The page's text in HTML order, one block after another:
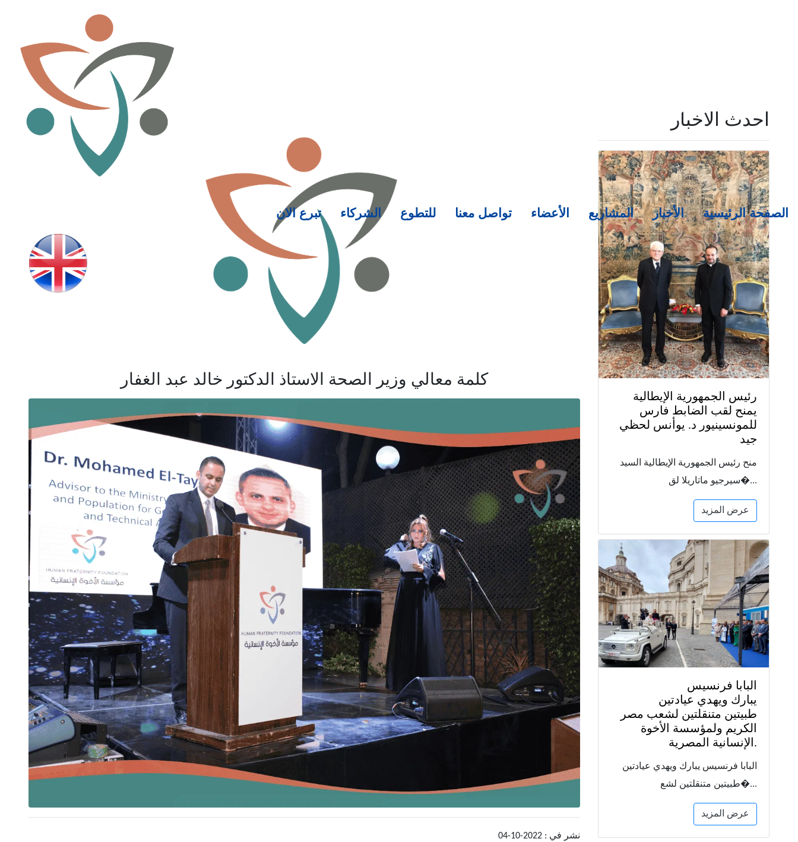
الصفحة الرئيسية الأخبار المشاريع الأعضاء تواصل معنا للتطوع الشركاء تبرع الان
كلمة معالي وزير الصحة الاستاذ الدكتور خالد عبد الغفار
نشر في : 2022-10-04
احدث الاخبار
رئيس الجمهورية الإيطالية
يمنح لقب الضابط فارس
للمونسينيور د. يوأنس لحظي
جيد
منح رئيس الجمهورية الإيطالية السيد
سيرجيو ماتاريلا لق�...
عرض المزيد
البابا فرنسيس
يبارك ويهدي عيادتين
طبيتين متنقلتين لشعب مصر
الكريم ولمؤسسة الأخوة
الإنسانية المصرية.
البابا فرنسيس يبارك ويهدي عيادتين
طبيتين متنقلتين لشع�...
عرض المزيد